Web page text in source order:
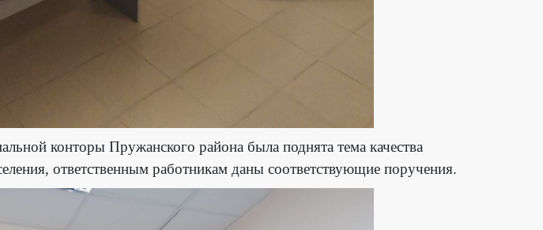
конторы Пружанского района была поднята тема качества
ответственным работникам даны соответствующие поручения.